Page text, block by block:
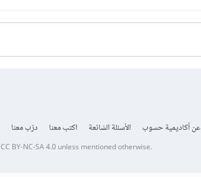
عن أكاديمية حسوب الأسئلة الشائعة اكتب معنا درّب معنا
CC BY-NC-SA 4.0unless mentioned otherwise.